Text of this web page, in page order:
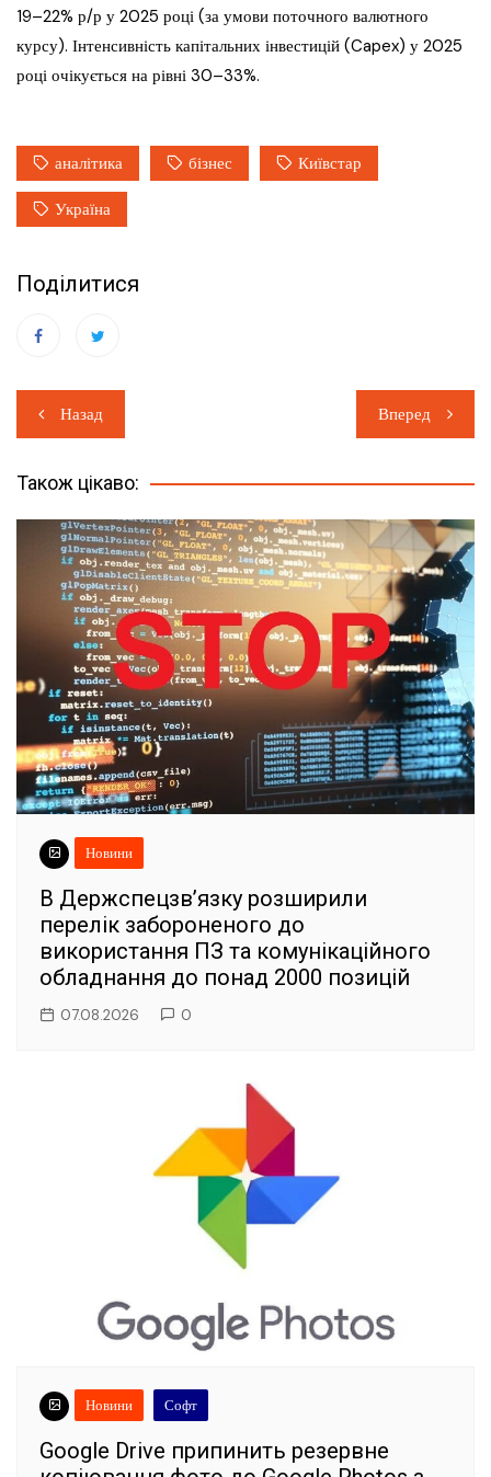
19–22% р/р у 2025 році (за умови поточного валютного
курсу). Інтенсивність капітальних інвестицій (Capex) у 2025
році очікується на рівні 30–33%.
аналітика бізнес Київстар
Україна
Поділитися
Навігація
записів
Назад Вперед
Також цікаво:
Новини
В Держспецзв’язку розширили
перелік забороненого до
використання ПЗ та комунікаційного
обладнання до понад 2000 позицій
07.08.2026 0
Новини Софт
Google Drive припинить резервне